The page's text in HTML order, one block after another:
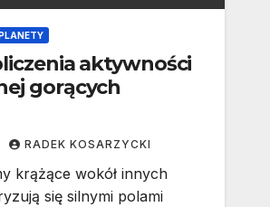
aktywności
gorących
RADEK KOSARZYCKI
krążące wokół innych
się silnymi polami